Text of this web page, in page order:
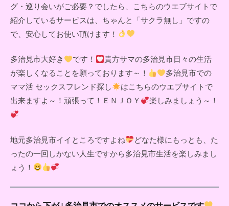
グ・巡り会いがご必要？でしたら、こちらのウエブサイトで
紹介しているサービスは、ちゃんと「サクラ無し」ですの
で、安心してお使い頂けます！
多治見市大好き です！
貴方サマの多治見市日々の生活
が楽しくなることを願っております～！
多治見市での
ママ活 セックスフレンド探し
はこちらのウエブサイトで
出来ますよ～！頑張って！ＥＮＪＯＹ
楽しみましょう～！
地元多治見市イイところですよね
どなた様にもっとも、た
ったの一回しかない人生ですから多治見市生活を楽しみまし
ょう！